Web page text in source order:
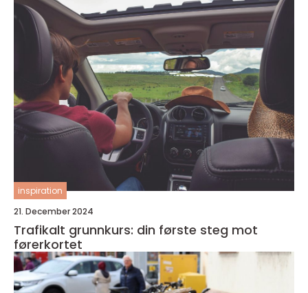
inspiration
21. December 2024
Trafikalt grunnkurs: din første steg mot
førerkortet